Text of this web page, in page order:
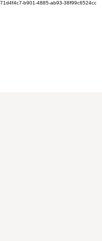
71d4f4c7-b901-4885-ab93-38f99c6524cc